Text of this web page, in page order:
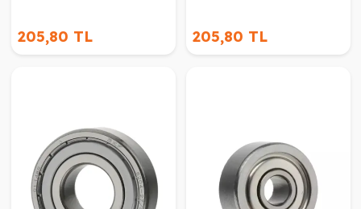
205,80 TL 205,80 TL